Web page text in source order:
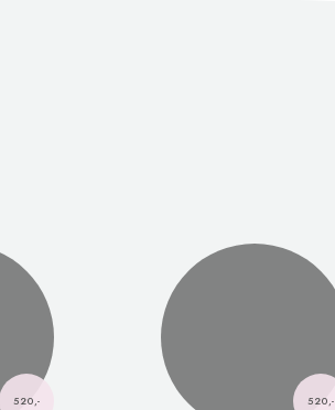
520,- 520,-